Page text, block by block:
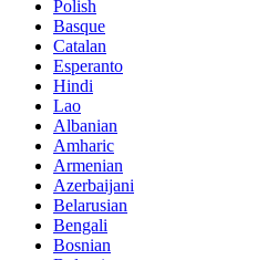
Polish
Basque
Catalan
Esperanto
Hindi
Lao
Albanian
Amharic
Armenian
Azerbaijani
Belarusian
Bengali
Bosnian